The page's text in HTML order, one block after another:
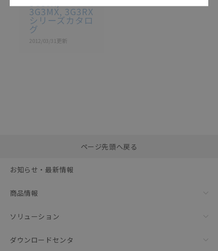
3G3MX, 3G3RX
シリーズカタロ
グ
2012/03/31更新
括ダウンロード
ページ先頭へ戻る
お知らせ・最新情報
商品情報
ソリューション
ダウンロードセンタ